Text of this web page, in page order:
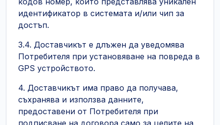
идентификатор в системата и/или чип за
достъп.
3.4. Доставчикът е длъжен да уведомява
Потребителя при установяване на повреда в
GPS устройството.
4. Доставчикът има право да получава,
съхранява и използва данните,
предоставени от Потребителя при
подписване на договора само за целите на